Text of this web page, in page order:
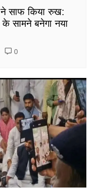
ने साफ किया रुख:
के सामने बनेगा नया
0